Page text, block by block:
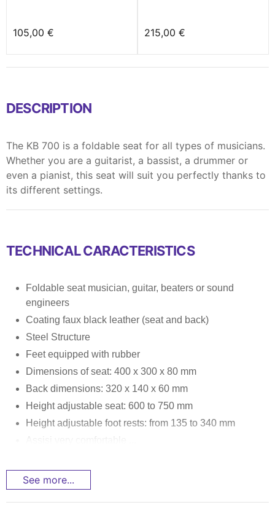
105,00 € 215,00 €
DESCRIPTION
The KB 700 is a foldable seat for all types of musicians.
Whether you are a guitarist, a bassist, a drummer or
even a pianist, this seat will suit you perfectly thanks to
its different settings.
TECHNICAL CARACTERISTICS
Foldable seat musician, guitar, beaters or sound
engineers
Coating faux black leather (seat and back)
Steel Structure
Feet equipped with rubber
Dimensions of seat: 400 x 300 x 80 mm
Back dimensions: 320 x 140 x 60 mm
Height adjustable seat: 600 to 750 mm
Height adjustable foot rests: from 135 to 340 mm
Assisi very comfortable
See more...